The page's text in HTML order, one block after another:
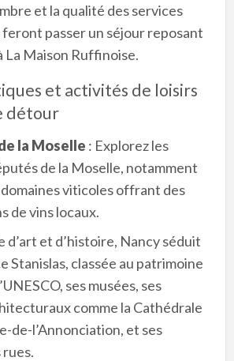
et la qualité des services
passer un séjour reposant
La Maison Ruffinoise.
et activités de loisirs
détour
la Moselle : Explorez les
de la Moselle, notamment
viticoles offrant des
de vins locaux.
d’art et d’histoire, Nancy séduit
Stanislas, classée au patrimoine
ses musées, ses
comme la Cathédrale
de-l’Annonciation, et ses